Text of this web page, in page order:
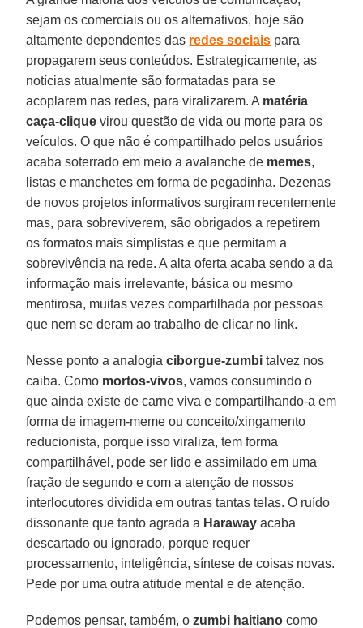
sejam os comerciais ou os alternativos, hoje são
altamente dependentes das redes sociais para
propagarem seus conteúdos. Estrategicamente, as
notícias atualmente são formatadas para se
acoplarem nas redes, para viralizarem. A matéria
caça-clique virou questão de vida ou morte para os
veículos. O que não é compartilhado pelos usuários
acaba soterrado em meio a avalanche de memes,
listas e manchetes em forma de pegadinha. Dezenas
de novos projetos informativos surgiram recentemente
mas, para sobreviverem, são obrigados a repetirem
os formatos mais simplistas e que permitam a
sobrevivência na rede. A alta oferta acaba sendo a da
informação mais irrelevante, básica ou mesmo
mentirosa, muitas vezes compartilhada por pessoas
que nem se deram ao trabalho de clicar no link.
Nesse ponto a analogiaciborgue-zumbi talvez nos
caiba. Como mortos-vivos, vamos consumindo o
que ainda existe de carne viva e compartilhando-a em
forma de imagem-meme ou conceito/xingamento
reducionista, porque isso viraliza, tem forma
compartilhável, pode ser lido e assimilado em uma
fração de segundo e com a atenção de nossos
interlocutores dividida em outras tantas telas. O ruído
dissonante que tanto agrada a Haraway acaba
descartado ou ignorado, porque requer
processamento, inteligência, síntese de coisas novas.
Pede por uma outra atitude mental e de atenção.
Podemos pensar, também, ozumbi haitiano como